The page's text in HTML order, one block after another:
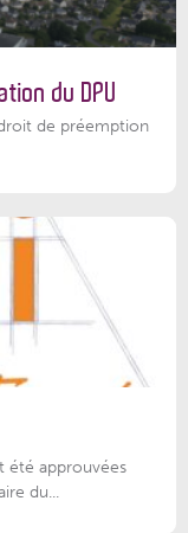
du DPU
de préemption
été approuvées
du...